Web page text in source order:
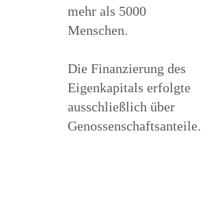
mehr als 5000
Menschen.
Die Finanzierung des
Eigenkapitals erfolgte
ausschließlich über
Genossenschaftsanteile.